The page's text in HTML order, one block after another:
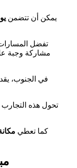
يمكن أن تتضمن
تفضل المسارات
مشاركة وجبة
في الجنوب،
تحول هذه
كما تعطي